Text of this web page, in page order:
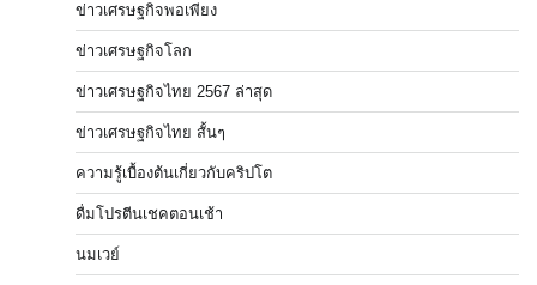
ข่าวเศรษฐกิจพอเพียง
ข่าวเศรษฐกิจโลก
ข่าวเศรษฐกิจไทย 2567 ล่าสุด
ข่าวเศรษฐกิจไทย สั้นๆ
ความรู้เบื้องต้นเกี่ยวกับคริปโต
ดื่มโปรตีนเชคตอนเช้า
นมเวย์